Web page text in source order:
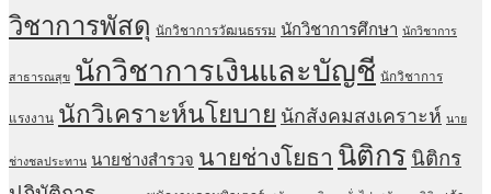
วิชาการพัสดุ นักวิชาการวัฒนธรรม นักวิชาการศึกษา นักวิชาการ
สาธารณสุข นักวิชาการเงินและบัญชี นักวิชาการ
แรงงาน นักวิเคราะห์นโยบาย นักสังคมสงเคราะห์ นาย
ช่างชลประทาน นายช่างสำรวจ นายช่างโยธา นิติกร นิติกร